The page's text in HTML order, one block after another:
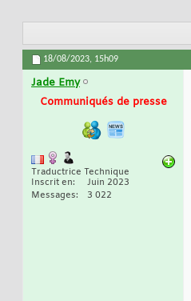
18/08/2023, 15h09
Jade Emy
Communiqués de presse
Traductrice Technique
Inscrit en
Juin 2023
Messages
3 022